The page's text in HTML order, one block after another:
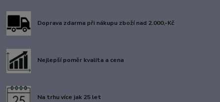
Doprava zdarma při nákupu zboží nad 2.000,-Kč
Nejlepší poměr kvalita a cena
Na trhu více jak 25 let